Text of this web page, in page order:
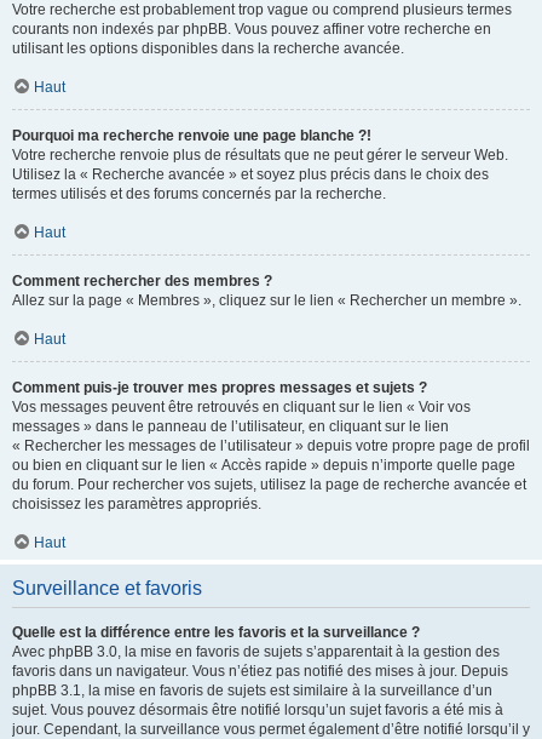
Votre recherche est probablement trop vague ou comprend plusieurs termes
courants non indexés par phpBB. Vous pouvez affiner votre recherche en
utilisant les options disponibles dans la recherche avancée.
Haut
Pourquoi ma recherche renvoie une page blanche ?!
Votre recherche renvoie plus de résultats que ne peut gérer le serveur Web.
Utilisez la « Recherche avancée » et soyez plus précis dans le choix des
termes utilisés et des forums concernés par la recherche.
Haut
Comment rechercher des membres ?
Allez sur la page « Membres », cliquez sur le lien « Rechercher un membre ».
Haut
Comment puis-je trouver mes propres messages et sujets ?
Vos messages peuvent être retrouvés en cliquant sur le lien « Voir vos
messages » dans le panneau de l’utilisateur, en cliquant sur le lien
« Rechercher les messages de l’utilisateur » depuis votre propre page de profil
ou bien en cliquant sur le lien « Accès rapide » depuis n’importe quelle page
du forum. Pour rechercher vos sujets, utilisez la page de recherche avancée et
choisissez les paramètres appropriés.
Haut
Surveillance et favoris
Quelle est la différence entre les favoris et la surveillance ?
Avec phpBB 3.0, la mise en favoris de sujets s’apparentait à la gestion des
favoris dans un navigateur. Vous n’étiez pas notifié des mises à jour. Depuis
phpBB 3.1, la mise en favoris de sujets est similaire à la surveillance d’un
sujet. Vous pouvez désormais être notifié lorsqu’un sujet favoris a été mis à
jour. Cependant, la surveillance vous permet également d’être notifié lorsqu’il y